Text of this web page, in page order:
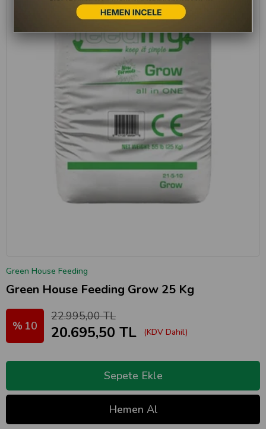
Green House Feeding
Green House Feeding Grow 25 Kg
10
22.995,00 TL
20.695,50 TL (KDV Dahil)